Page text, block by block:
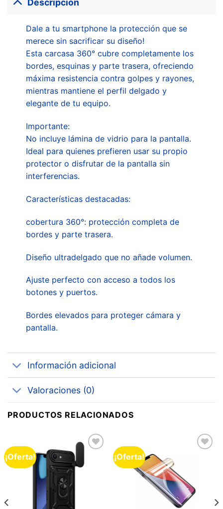
Descripción
Dale a tu smartphone la protección que se
merece sin sacrificar su diseño!
Esta carcasa 360° cubre completamente los
bordes, esquinas y parte trasera, ofreciendo
máxima resistencia contra golpes y rayones,
mientras mantiene el perfil delgado y
elegante de tu equipo.
Importante:
No incluye lámina de vidrio para la pantalla.
Ideal para quienes prefieren usar su propio
protector o disfrutar de la pantalla sin
interferencias.
Características destacadas:
cobertura 360°: protección completa de
bordes y parte trasera.
Diseño ultradelgado que no añade volumen.
Ajuste perfecto con acceso a todos los
botones y puertos.
Bordes elevados para proteger cámara y
pantalla.
Información adicional
Valoraciones (0)
PRODUCTOS RELACIONADOS
¡Oferta! ¡Oferta!